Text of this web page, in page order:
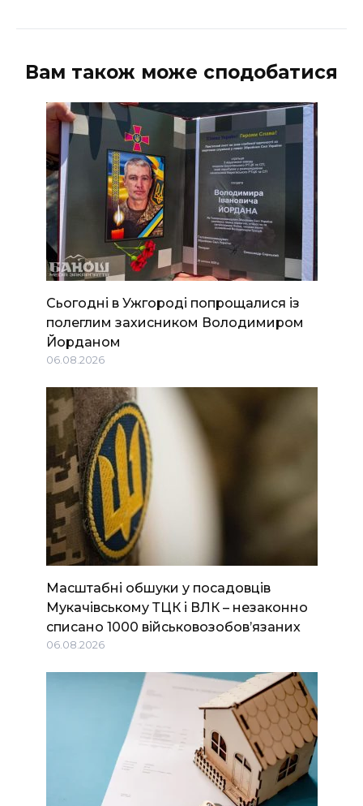
Вам також може сподобатися
Сьогодні в Ужгороді попрощалися із
полеглим захисником Володимиром
Йорданом
06.08.2026
Масштабні обшуки у посадовців
Мукачівському ТЦК і ВЛК – незаконно
списано 1000 військовозобов’язаних
06.08.2026